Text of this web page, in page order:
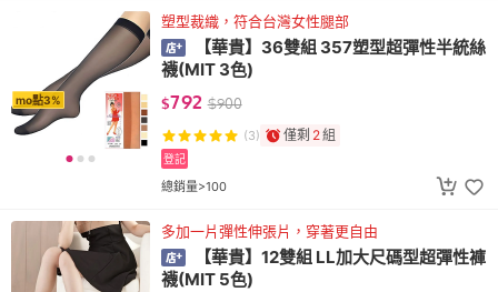
mo點3%
塑型裁織，符合台灣女性腿部
【華貴】36雙組 357塑型超彈性半統絲
襪(MIT 3色)
$792 $900
(3) 僅剩 2組
總銷量>100
登記
多加一片彈性伸張片，穿著更自由
【華貴】12雙組 LL加大尺碼型超彈性褲
襪(MIT 5色)